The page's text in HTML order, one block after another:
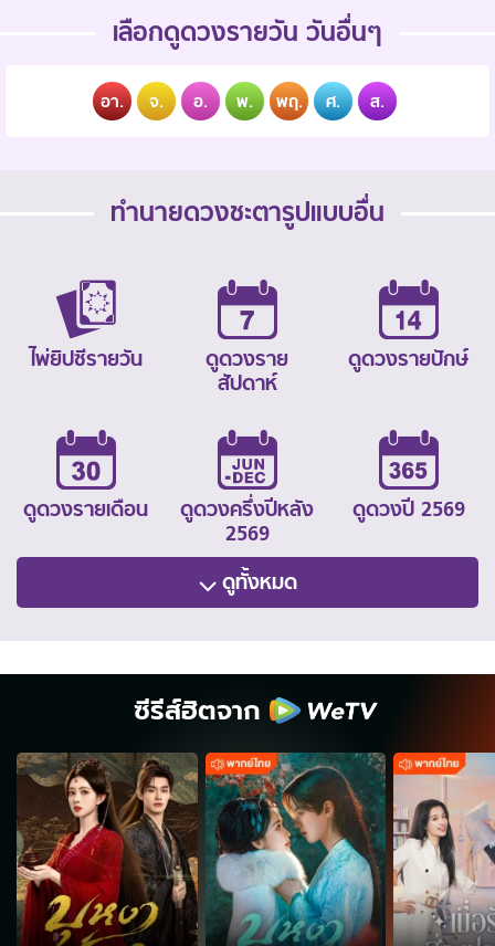
เลือกดูดวงรายวัน วันอื่นๆ
อา. จ. อ. พ. พฤ. ศ. ส.
ทำนายดวงชะตารูปแบบอื่น
ไพ่ยิปซีรายวัน
ดูดวงราย
สัปดาห์
ดูดวงรายปักษ์
ดูดวงรายเดือน
ดูดวงครึ่งปีหลัง
2569
ดูดวงปี 2569
ดูทั้งหมด
ซีรีส์ฮิตจาก